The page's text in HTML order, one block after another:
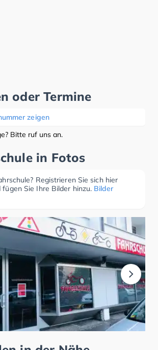
oder Termine
zeigen
09 61
Bitte ruf uns an.
in Fotos
Registrieren Sie sich hier
fügen Sie Ihre Bilder hinzu. Bilder